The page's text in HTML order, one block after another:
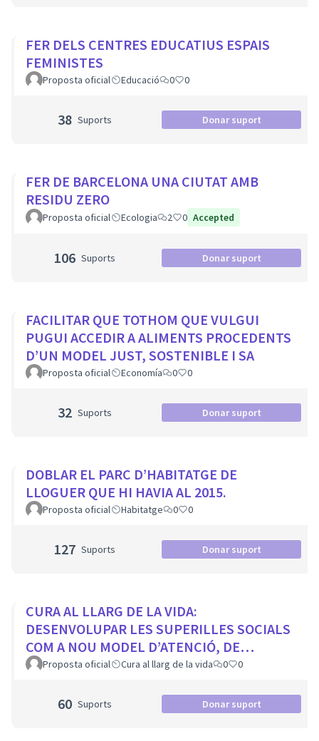
FER DELS CENTRES EDUCATIUS ESPAIS
FEMINISTES
Proposta oficial Educació 0 0
38 Suports Donar suport
FER DE BARCELONA UNA CIUTAT AMB
RESIDU ZERO
Proposta oficial Ecologia 2 0 Accepted
106 Suports Donar suport
FACILITAR QUE TOTHOM QUE VULGUI
PUGUI ACCEDIR A ALIMENTS PROCEDENTS
D’UN MODEL JUST, SOSTENIBLE I SA
Proposta oficial Economía 0 0
32 Suports Donar suport
DOBLAR EL PARC D’HABITATGE DE
LLOGUER QUE HI HAVIA AL 2015.
Proposta oficial Habitatge 0 0
127 Suports Donar suport
CURA AL LLARG DE LA VIDA:
DESENVOLUPAR LES SUPERILLES SOCIALS
COM A NOU MODEL D’ATENCIÓ, DE
PROXIMITAT I COMUNITARI.
Proposta oficial Cura al llarg de la vida 0 0
60 Suports Donar suport